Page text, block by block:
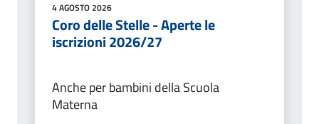
4 AGOSTO 2026
Coro delle Stelle - Aperte le
iscrizioni 2026/27
Anche per bambini della Scuola
Materna